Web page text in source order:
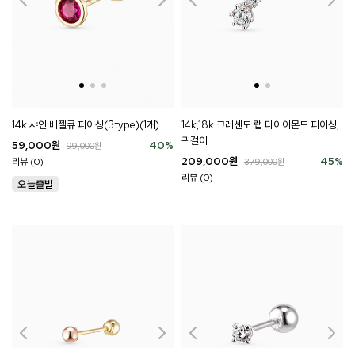
14k 샤인 베젤큐 피어싱(3type)(1개)
40%
59,000원 99,000원
리뷰 (0)
14k,18k 크레센도 랩 다이아몬드 피어싱,
귀걸이
45%
209,000원 379,000원
리뷰 (0)